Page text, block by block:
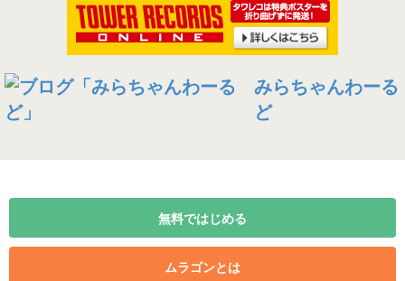
みらちゃんわーる
ど
無料ではじめる
ムラゴンとは